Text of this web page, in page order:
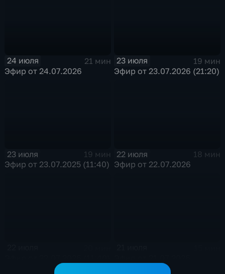
24 июля
21 мин
Эфир от 24.07.2026
23 июля
19 мин
Эфир от 23.07.2026 (21:20)
23 июля
19 мин
Эфир от 23.07.2025 (11:40)
22 июля
18 мин
Эфир от 22.07.2026